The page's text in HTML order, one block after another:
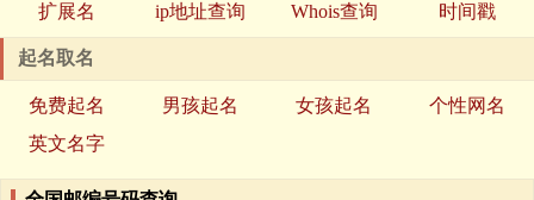
扩展名
ip地址查询 Whois查询 时间戳
起名取名
免费起名 男孩起名 女孩起名
个性网名
英文名字